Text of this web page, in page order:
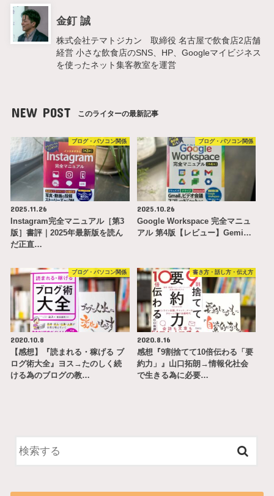
金釘 誠
株式会社テマトジカン 取締役 名古屋で飲食店2店舗
経営 小さな飲食店のSNS、HP、Googleマイビジネス
を使ったネット集客教室を運営
NEW POST このライターの最新記事
ブログ・パソコン関係
2025.11.26
Instagram完全マニュアル［第3
版］書評｜2025年最新版を読ん
だ正直…
ブログ・パソコン関係
2025.10.26
Google Workspace 完全マニュ
アル 第4版【レビュー】Gemi…
ブログ・パソコン関係
2020.10.8
【感想】『読まれる・稼げる ブ
ログ術大全』ヨス→たのしく続
ける為のブログの教…
書き方・話し方・伝え方
2020.8.16
感想『9割捨てて10倍伝わる「要
約力」』山口拓朗→情報化社会
で生きる為に必要…